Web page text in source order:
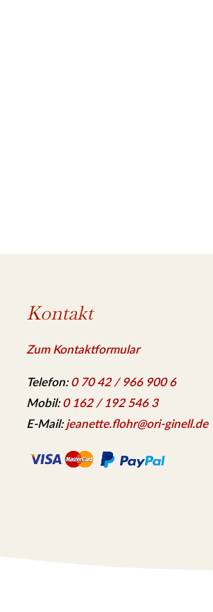
Kontakt
Zum Kontaktformular
Telefon:0 70 42 / 966 900 6
Mobil:0 162 / 192 546 3
E-Mail: jeanette.flohr@ori-ginell.de